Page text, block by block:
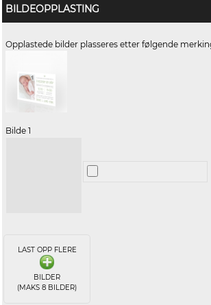
BILDEOPPLASTING
Opplastede bilder plasseres etter følgende
Bilde 1
LAST OPP FLERE
BILDER
(MAKS 8 BILDER)